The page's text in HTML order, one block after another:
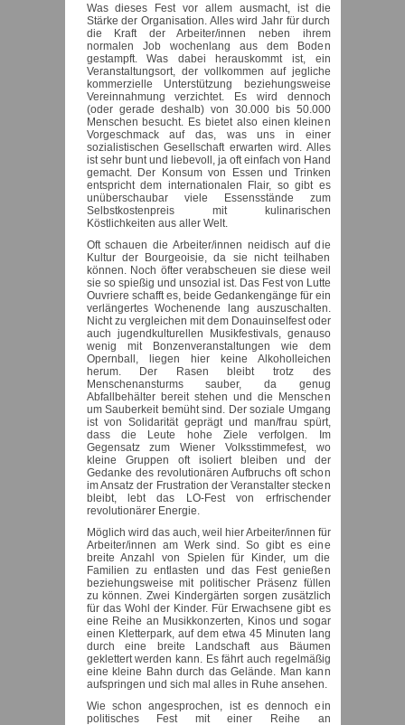
Was dieses Fest vor allem ausmacht, ist die
Stärke der Organisation. Alles wird Jahr für durch
die Kraft der Arbeiter/innen neben ihrem
normalen Job wochenlang aus dem Boden
gestampft. Was dabei herauskommt ist, ein
Veranstaltungsort, der vollkommen auf jegliche
kommerzielle Unterstützung beziehungsweise
Vereinnahmung verzichtet. Es wird dennoch
(oder gerade deshalb) von 30.000 bis 50.000
Menschen besucht. Es bietet also einen kleinen
Vorgeschmack auf das, was uns in einer
sozialistischen Gesellschaft erwarten wird. Alles
ist sehr bunt und liebevoll, ja oft einfach von Hand
gemacht. Der Konsum von Essen und Trinken
entspricht dem internationalen Flair, so gibt es
unüberschaubar viele Essensstände zum
Selbstkostenpreis mit kulinarischen
Köstlichkeiten aus aller Welt.
Oft schauen die Arbeiter/innen neidisch auf die
Kultur der Bourgeoisie, da sie nicht teilhaben
können. Noch öfter verabscheuen sie diese weil
sie so spießig und unsozial ist. Das Fest von Lutte
Ouvriere schafft es, beide Gedankengänge für ein
verlängertes Wochenende lang auszuschalten.
Nicht zu vergleichen mit dem Donauinselfest oder
auch jugendkulturellen Musikfestivals, genauso
wenig mit Bonzenveranstaltungen wie dem
Opernball, liegen hier keine Alkoholleichen
herum. Der Rasen bleibt trotz des
Menschenansturms sauber, da genug
Abfallbehälter bereit stehen und die Menschen
um Sauberkeit bemüht sind. Der soziale Umgang
ist von Solidarität geprägt und man/frau spürt,
dass die Leute hohe Ziele verfolgen. Im
Gegensatz zum Wiener Volksstimmefest, wo
kleine Gruppen oft isoliert bleiben und der
Gedanke des revolutionären Aufbruchs oft schon
im Ansatz der Frustration der Veranstalter stecken
bleibt, lebt das LO-Fest von erfrischender
revolutionärer Energie.
Möglich wird das auch, weil hier Arbeiter/innen für
Arbeiter/innen am Werk sind. So gibt es eine
breite Anzahl von Spielen für Kinder, um die
Familien zu entlasten und das Fest genießen
beziehungsweise mit politischer Präsenz füllen
zu können. Zwei Kindergärten sorgen zusätzlich
für das Wohl der Kinder. Für Erwachsene gibt es
eine Reihe an Musikkonzerten, Kinos und sogar
einen Kletterpark, auf dem etwa 45 Minuten lang
durch eine breite Landschaft aus Bäumen
geklettert werden kann. Es fährt auch regelmäßig
eine kleine Bahn durch das Gelände. Man kann
aufspringen und sich mal alles in Ruhe ansehen.
Wie schon angesprochen, ist es dennoch ein
politisches Fest mit einer Reihe an